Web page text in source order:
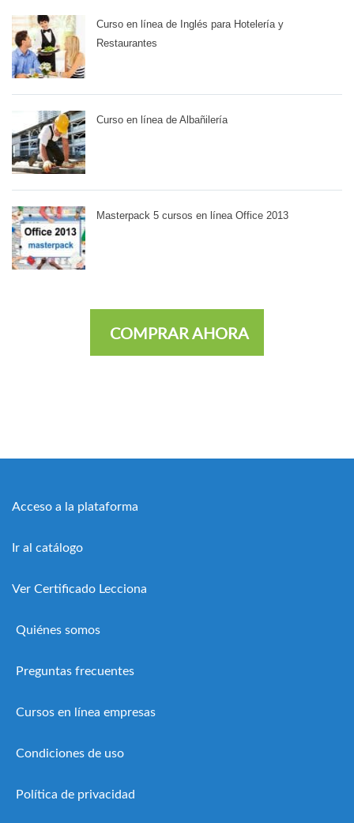
Curso en línea de Inglés para Hotelería y
Restaurantes
Curso en línea de Albañilería
Masterpack 5 cursos en línea Office 2013
COMPRAR AHORA
Acceso a la plataforma
Ir al catálogo
Ver Certificado Lecciona
Quiénes somos
Preguntas frecuentes
Cursos en línea empresas
Condiciones de uso
Política de privacidad